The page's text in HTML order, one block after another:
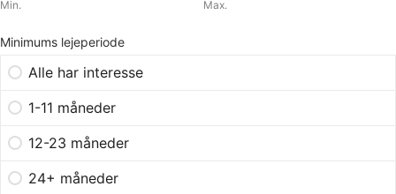
Min. Max.
Minimums lejeperiode
Alle har interesse
1-11 måneder
12-23 måneder
24+ måneder